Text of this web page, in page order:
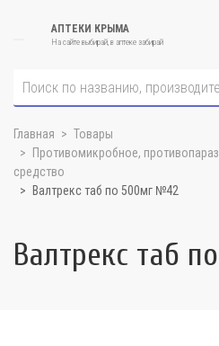
АПТЕКИ КРЫМА
На сайте выбирай, в аптеке забирай
Главная
Товары
Противомикробное,
средство
Валтрекс таб по 500мг №42
Валтрекс таб